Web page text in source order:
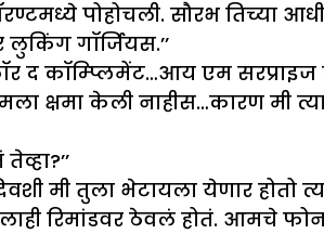
पोहोचली. सौरभ तिच्या
गॉर्जियस.’’
द कॉम्प्लिमेंट…आय एम
क्षमा केली नाहीस…कारण
मी तुला भेटायला येणार
रिमांडवर ठेवलं होतं.